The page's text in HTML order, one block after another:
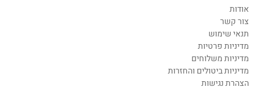
אודות
צור קשר
תנאי שימוש
מדיניות פרטיות
מדיניות משלוחים
מדיניות ביטולים והחזרות
הצהרת נגישות